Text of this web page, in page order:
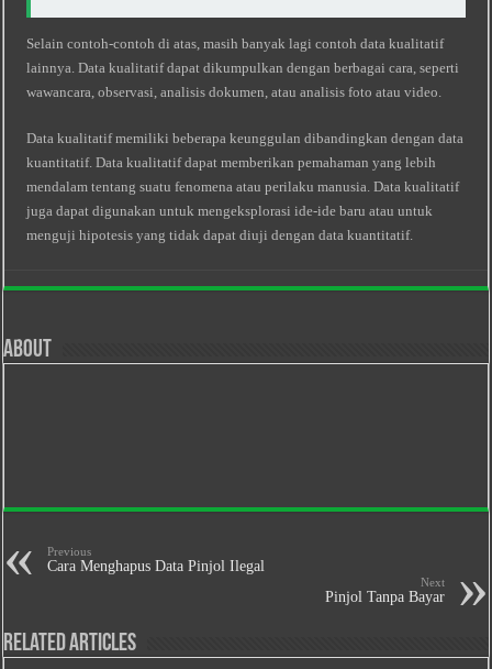
Selain contoh-contoh di atas, masih banyak lagi contoh data kualitatif
lainnya. Data kualitatif dapat dikumpulkan dengan berbagai cara, seperti
wawancara, observasi, analisis dokumen, atau analisis foto atau video.
Data kualitatif memiliki beberapa keunggulan dibandingkan dengan data
kuantitatif. Data kualitatif dapat memberikan pemahaman yang lebih
mendalam tentang suatu fenomena atau perilaku manusia. Data kualitatif
juga dapat digunakan untuk mengeksplorasi ide-ide baru atau untuk
menguji hipotesis yang tidak dapat diuji dengan data kuantitatif.
About
Previous
Cara Menghapus Data Pinjol Ilegal
Next
Pinjol Tanpa Bayar
Related Articles